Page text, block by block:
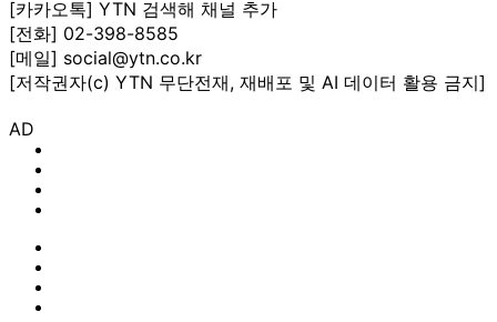
[카카오톡] YTN 검색해 채널 추가
[전화] 02-398-8585
[메일] social@ytn.co.kr
[저작권자(c) YTN 무단전재, 재배포 및 AI 데이터 활용 금지]
AD